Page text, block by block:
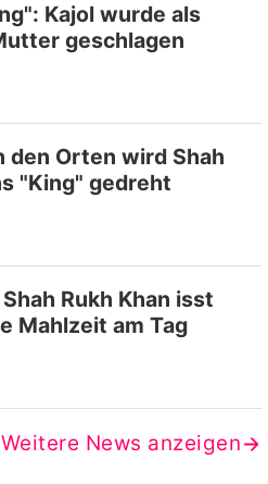
Kajol wurde als
geschlagen
den Orten wird Shah
"King" gedreht
Rukh Khan isst
Mahlzeit am Tag
Weitere News anzeigen